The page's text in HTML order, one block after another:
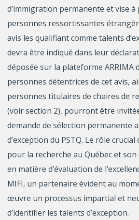
d’immigration permanente et vise
personnes ressortissantes
avis les qualifiant comme talents
devra être indiqué dans leur
déposée sur la plateforme ARRIMA
personnes détentrices de cet avis,
personnes titulaires de chaires de
(voir section 2), pourront être
demande de sélection permanente
d’exception du PSTQ. Le rôle crucial
pour la recherche au Québec et
en matière d’évaluation de
MIFI, un partenaire évident au
œuvre un processus impartial et
d’identifier les talents d’exception.